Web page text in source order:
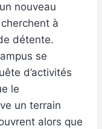
nouveau
à
détente.
se
d’activités
le
un terrain
alors que